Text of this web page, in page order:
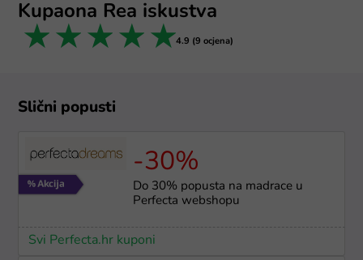
Kupaona Rea iskustva
5 stars
4 stars
3 stars
2 stars
1 star 4.9 (9 ocjena)
Slični popusti
-30%
Do 30% popusta na madrace u
Perfecta webshopu
Svi Perfecta.hr kuponi